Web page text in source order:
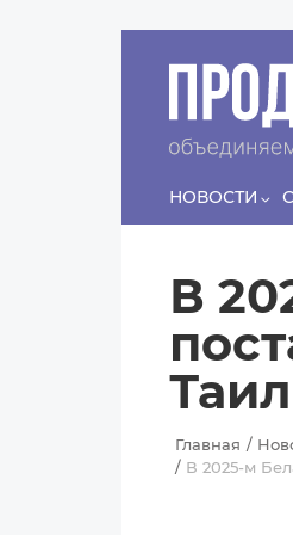
Если у нас есть беспривязь, все
есть программа-планировщик,
НОВОСТИ
В
Главная
В 2025-м